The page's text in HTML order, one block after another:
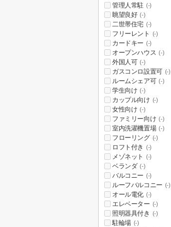
管理人常駐 (-)
眺望良好 (-)
二世帯住宅 (-)
フリーレント (-)
カードキー (-)
オープンハウス (-)
外国人可 (-)
ガスコンロ設置可 (-)
ルームシェア可 (-)
学生向け (-)
カップル向け (-)
女性向け (-)
ファミリー向け (-)
室内洗濯機置場 (-)
フローリング (-)
ロフト付き (-)
メゾネット (-)
ベランダ (-)
バルコニー (-)
ルーフバルコニー (-)
オール電化 (-)
エレベーター (-)
照明器具付き (-)
駐輪場 (-)